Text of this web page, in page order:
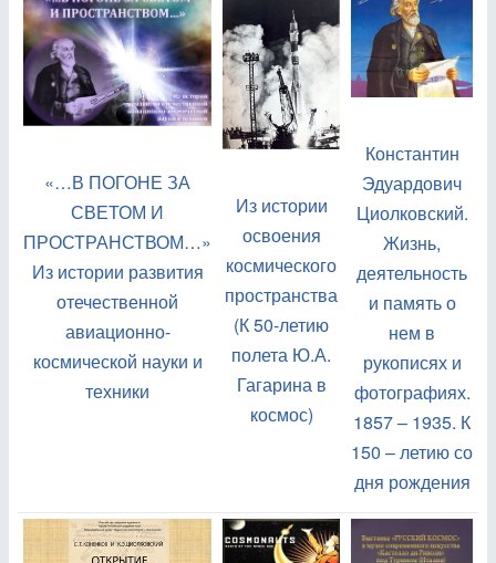
«…В ПОГОНЕ ЗА
СВЕТОМ И
ПРОСТРАНСТВОМ…»
Из истории развития
отечественной
авиационно-
космической науки и
техники
Из истории
освоения
космического
пространства
(К 50-летию
полета Ю.А.
Гагарина в
космос)
Константин
Эдуардович
Циолковский.
Жизнь,
деятельность
и память о
нем в
рукописях и
фотографиях.
1857 – 1935. К
150 – летию со
дня рождения